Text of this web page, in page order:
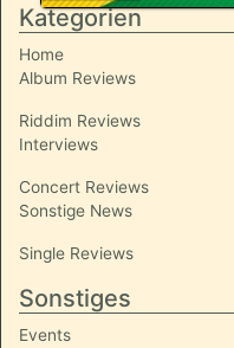
Kategorien
Home
Album Reviews
Riddim Reviews
Interviews
Concert Reviews
Sonstige News
Single Reviews
Sonstiges
Events